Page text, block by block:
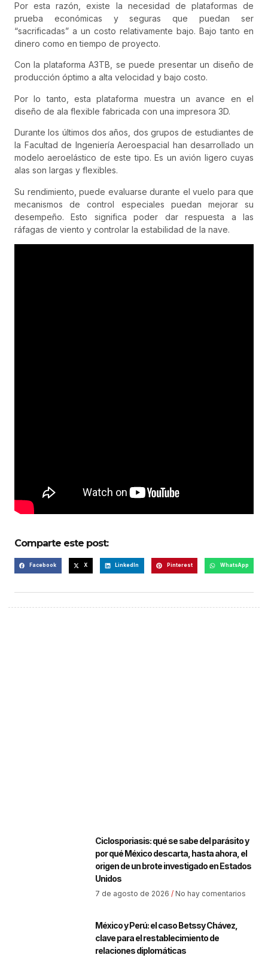
Por esta razón, existe la necesidad de plataformas de
prueba económicas y seguras que puedan ser
“sacrificadas” a un costo relativamente bajo. Bajo tanto en
dinero como en tiempo de proyecto.
Con la plataforma A3TB, se puede presentar un diseño de
producción óptimo a alta velocidad y bajo costo.
Por lo tanto, esta plataforma muestra un avance en el
diseño de ala flexible fabricada con una impresora 3D.
Durante los últimos dos años, dos grupos de estudiantes de
la Facultad de Ingeniería Aeroespacial han desarrollado un
modelo aeroelástico de este tipo. Es un avión ligero cuyas
alas son largas y flexibles.
Su rendimiento, puede evaluarse durante el vuelo para que
mecanismos de control especiales puedan mejorar su
desempeño. Esto significa poder dar respuesta a las
ráfagas de viento y controlar la estabilidad de la nave.
Comparte este post:
Facebook X LinkedIn Pinterest WhatsApp
Ciclosporiasis: qué se sabe del parásito y
por qué México descarta, hasta ahora, el
origen de un brote investigado en Estados
Unidos
7 de agosto de 2026 No hay comentarios
México y Perú: el caso Betssy Chávez,
clave para el restablecimiento de
relaciones diplomáticas